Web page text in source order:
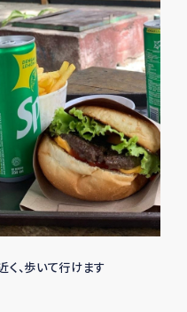
く、歩いて行けます